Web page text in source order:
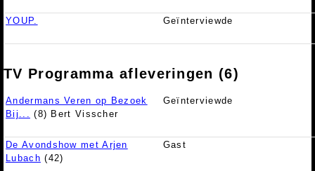
YOUP. Geïnterviewde
TV Programma afleveringen (6)
Andermans Veren op Bezoek
Bij...
(8) Bert Visscher
Geïnterviewde
De Avondshow met Arjen
Lubach (42)
Gast